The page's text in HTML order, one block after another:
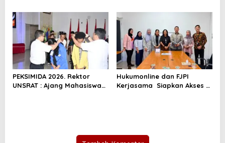
Sulut
Antikorupsi.
PEKSIMIDA 2026. Rektor
UNSRAT : Ajang Mahasiswa
Hukumonline dan FJPI
Kerjasama Siapkan Akses AI